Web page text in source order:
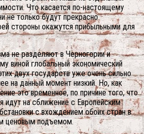
Что касается по-настоящему
не только будут прекрасно
стороны окажутся прибыльными для
не разделяют в Черногории и
виной глобальный экономический
двух государств уже очень сильно
на данный момент низкий. Но, как
это временное, по причине того, что
идут на сближение с Европейским
с вхождением обоих стран в
ценовым подъемом.